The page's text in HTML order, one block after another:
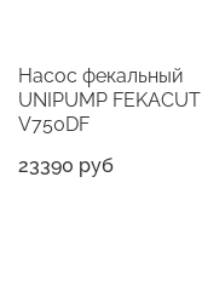
Насос фекальный
UNIPUMP FEKACUT
V750DF
23390 руб